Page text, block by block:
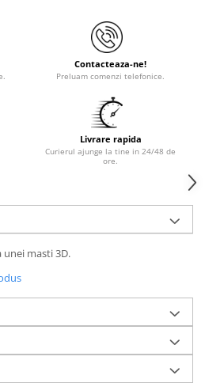
Contacteaza-ne!
Preluam comenzi telefonice.
Livrare rapida
Curierul ajunge la tine in 24/48 de
ore.
masti 3D.